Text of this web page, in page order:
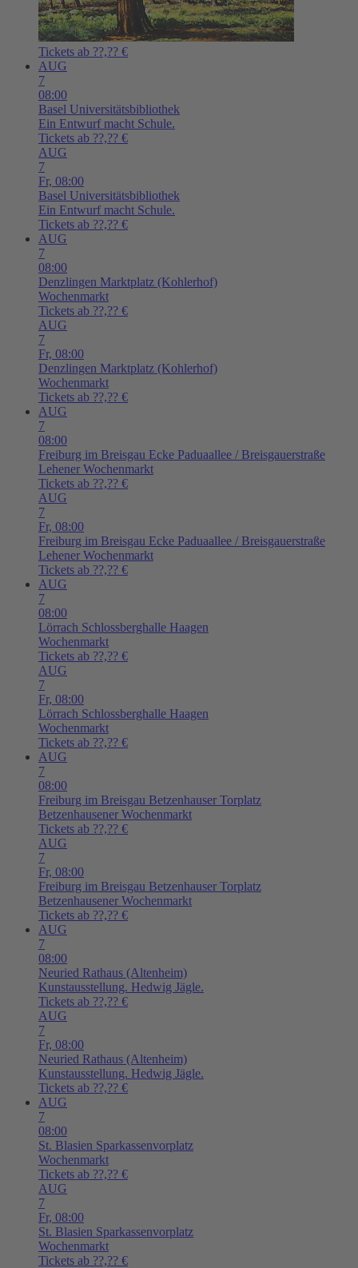
Tickets ab ??,?? €
AUG
7
08:00
Basel Universitätsbibliothek
Ein Entwurf macht Schule.
Tickets ab ??,?? €
AUG
7
Fr, 08:00
Basel Universitätsbibliothek
Ein Entwurf macht Schule.
Tickets ab ??,?? €
AUG
7
08:00
Denzlingen Marktplatz (Kohlerhof)
Wochenmarkt
Tickets ab ??,?? €
AUG
7
Fr, 08:00
Denzlingen Marktplatz (Kohlerhof)
Wochenmarkt
Tickets ab ??,?? €
AUG
7
08:00
Freiburg im Breisgau Ecke Paduaallee / Breisgauerstraße
Lehener Wochenmarkt
Tickets ab ??,?? €
AUG
7
Fr, 08:00
Freiburg im Breisgau Ecke Paduaallee / Breisgauerstraße
Lehener Wochenmarkt
Tickets ab ??,?? €
AUG
7
08:00
Lörrach Schlossberghalle Haagen
Wochenmarkt
Tickets ab ??,?? €
AUG
7
Fr, 08:00
Lörrach Schlossberghalle Haagen
Wochenmarkt
Tickets ab ??,?? €
AUG
7
08:00
Freiburg im Breisgau Betzenhauser Torplatz
Betzenhausener Wochenmarkt
Tickets ab ??,?? €
AUG
7
Fr, 08:00
Freiburg im Breisgau Betzenhauser Torplatz
Betzenhausener Wochenmarkt
Tickets ab ??,?? €
AUG
7
08:00
Neuried Rathaus (Altenheim)
Kunstausstellung. Hedwig Jägle.
Tickets ab ??,?? €
AUG
7
Fr, 08:00
Neuried Rathaus (Altenheim)
Kunstausstellung. Hedwig Jägle.
Tickets ab ??,?? €
AUG
7
08:00
St. Blasien Sparkassenvorplatz
Wochenmarkt
Tickets ab ??,?? €
AUG
7
Fr, 08:00
St. Blasien Sparkassenvorplatz
Wochenmarkt
Tickets ab ??,?? €